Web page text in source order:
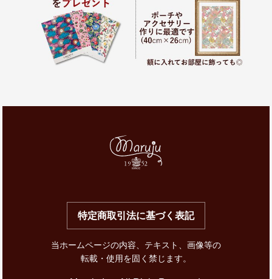
特定商取引法に基づく表記
当ホームページの内容、テキスト、画像等の
転載・使用を固く禁じます。